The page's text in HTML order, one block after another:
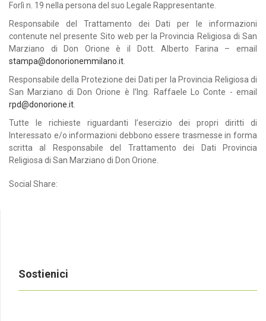
Forlì n. 19 nella persona del suo Legale Rappresentante.
Responsabile del Trattamento dei Dati per le informazioni
contenute nel presente Sito web per la Provincia Religiosa di San
Marziano di Don Orione è il Dott. Alberto Farina – email
stampa@donorionemmilano.it
Responsabile della Protezione dei Dati per la Provincia Religiosa di
San Marziano di Don Orione è l’Ing. Raffaele Lo Conte - email
rpd@donorione.it
Tutte le richieste riguardanti l’esercizio dei propri diritti di
Interessato e/o informazioni debbono essere trasmesse in forma
scritta al Responsabile del Trattamento dei Dati Provincia
Religiosa di San Marziano di Don Orione.
Social Share:
Sostienici